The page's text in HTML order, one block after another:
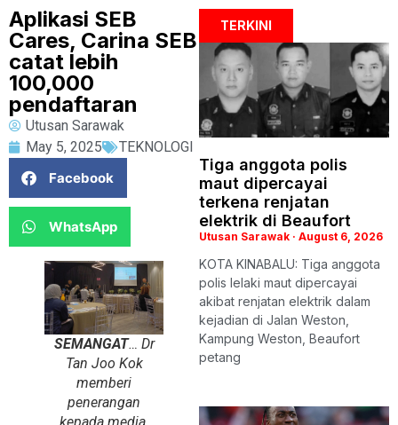
Aplikasi SEB
Cares, Carina SEB
catat lebih
100,000
pendaftaran
Utusan Sarawak
May 5, 2025
TEKNOLOGI
Facebook
WhatsApp
SEMANGAT… Dr
Tan Joo Kok
memberi
penerangan
TERKINI
Tiga anggota polis
maut dipercayai
terkena renjatan
elektrik di Beaufort
Utusan Sarawak August 6, 2026
KOTA KINABALU: Tiga anggota
polis lelaki maut dipercayai
akibat renjatan elektrik dalam
kejadian di Jalan Weston,
Kampung Weston, Beaufort
petang